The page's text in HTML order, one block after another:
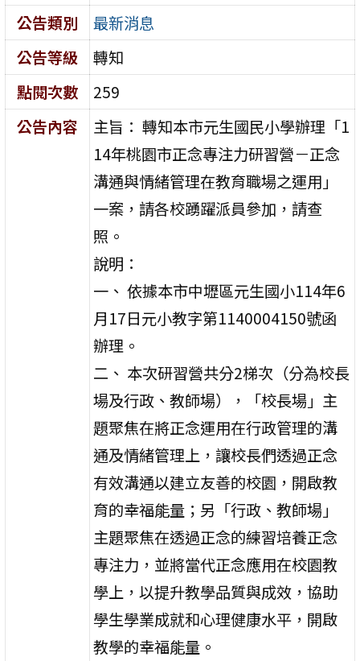
公告類別
最新消息
公告等級
轉知
點閱次數
259
公告內容
主旨： 轉知本市元生國民小學辦理「1
14年桃園市正念專注力研習營－正念
溝通與情緒管理在教育職場之運用」
一案，請各校踴躍派員參加，請查
照。
說明：
一、 依據本市中壢區元生國小114年6
月17日元小教字第1140004150號函
辦理。
二、 本次研習營共分2梯次（分為校長
場及行政、教師場），「校長場」主
題聚焦在將正念運用在行政管理的溝
通及情緒管理上，讓校長們透過正念
有效溝通以建立友善的校園，開啟教
育的幸福能量；另「行政、教師場」
主題聚焦在透過正念的練習培養正念
專注力，並將當代正念應用在校園教
學上，以提升教學品質與成效，協助
學生學業成就和心理健康水平，開啟
教學的幸福能量。